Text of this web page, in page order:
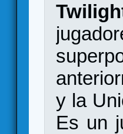
y la
Es un